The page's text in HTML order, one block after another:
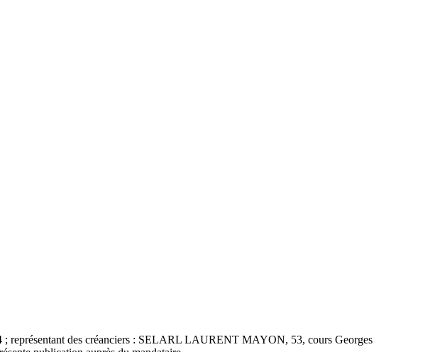
; représentant des créanciers : SELARL LAURENT MAYON, 53, cours Georges